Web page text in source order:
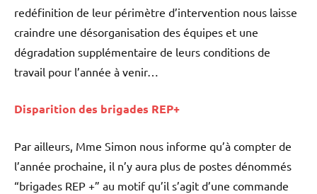
redéfinition de leur périmètre d’intervention nous laisse
craindre une désorganisation des équipes et une
dégradation supplémentaire de leurs conditions de
travail pour l’année à venir…
Disparition des brigades REP+
Par ailleurs, Mme Simon nous informe qu’à compter de
l’année prochaine, il n’y aura plus de postes dénommés
“brigades REP +” au motif qu’il s’agit d’une commande